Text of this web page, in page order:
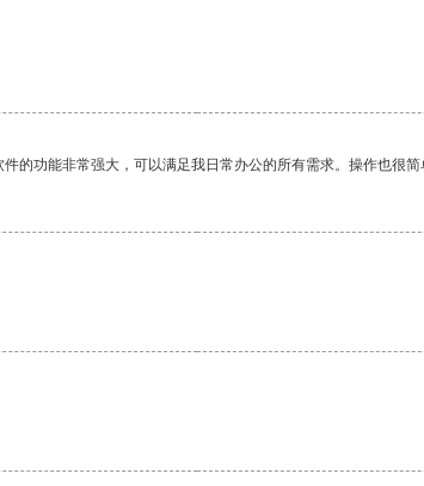
的功能非常强大，可以满足我日常办公的所有需求。操作也很简